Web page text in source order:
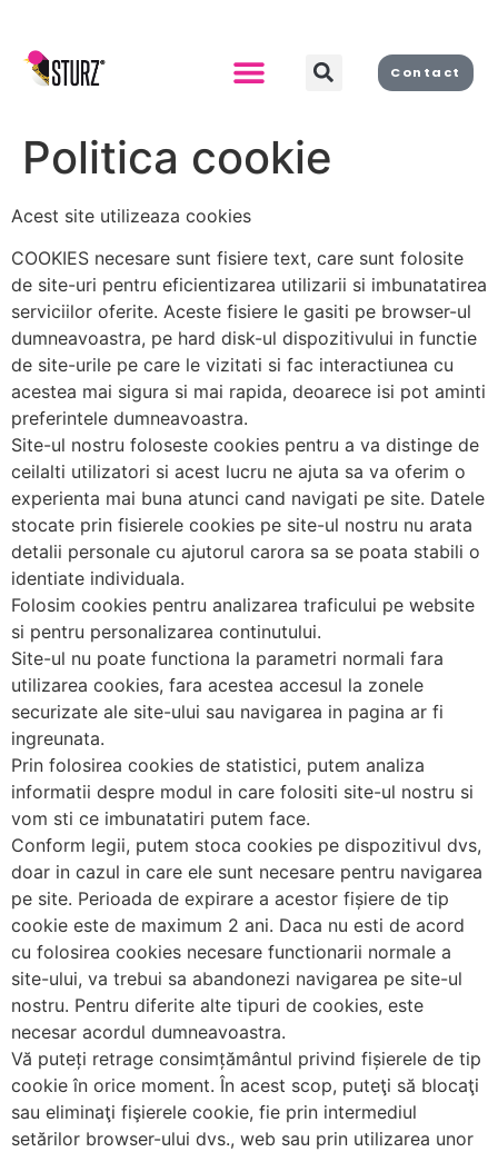
Contact
Politica cookie
Acest site utilizeaza cookies
COOKIES necesare sunt fisiere text, care sunt folosite
de site-uri pentru eficientizarea utilizarii si imbunatatirea
serviciilor oferite. Aceste fisiere le gasiti pe browser-ul
dumneavoastra, pe hard disk-ul dispozitivului in functie
de site-urile pe care le vizitati si fac interactiunea cu
acestea mai sigura si mai rapida, deoarece isi pot aminti
preferintele dumneavoastra.
Site-ul nostru foloseste cookies pentru a va distinge de
ceilalti utilizatori si acest lucru ne ajuta sa va oferim o
experienta mai buna atunci cand navigati pe site. Datele
stocate prin fisierele cookies pe site-ul nostru nu arata
detalii personale cu ajutorul carora sa se poata stabili o
identiate individuala.
Folosim cookies pentru analizarea traficului pe website
si pentru personalizarea continutului.
Site-ul nu poate functiona la parametri normali fara
utilizarea cookies, fara acestea accesul la zonele
securizate ale site-ului sau navigarea in pagina ar fi
ingreunata.
Prin folosirea cookies de statistici, putem analiza
informatii despre modul in care folositi site-ul nostru si
vom sti ce imbunatatiri putem face.
Conform legii, putem stoca cookies pe dispozitivul dvs,
doar in cazul in care ele sunt necesare pentru navigarea
pe site. Perioada de expirare a acestor fișiere de tip
cookie este de maximum 2 ani. Daca nu esti de acord
cu folosirea cookies necesare functionarii normale a
site-ului, va trebui sa abandonezi navigarea pe site-ul
nostru. Pentru diferite alte tipuri de cookies, este
necesar acordul dumneavoastra.
Vă puteți retrage consimțământul privind fișierele de tip
cookie în orice moment. În acest scop, puteţi să blocaţi
sau eliminaţi fişierele cookie, fie prin intermediul
setărilor browser-ului dvs., web sau prin utilizarea unor